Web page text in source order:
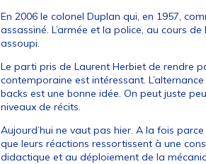
En 2006 le colonel Duplan qui, en 1957,
assassiné. L’armée et la police, au cours
assoupi.
Le parti pris de Laurent Herbiet de rendre
contemporaine est intéressant.
backs est une bonne idée. On peut juste
niveaux de récits.
Aujourd’hui ne vaut pas hier. A la fois
que leurs réactions ressortissent à une
didactique et au déploiement de la